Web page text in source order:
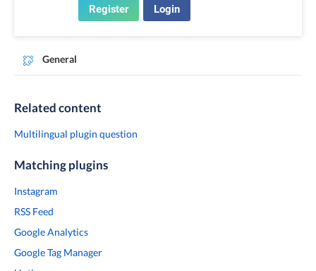
Register Login
General
Related content
Multilingual plugin question
Matching plugins
Instagram
RSS Feed
Google Analytics
Google Tag Manager